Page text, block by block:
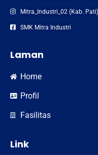
Mitra_Industri_02 (Kab. Pati)
SMK Mitra Industri
Laman
Home
Profil
Fasilitas
Link